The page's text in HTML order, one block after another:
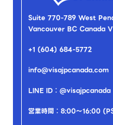
Suite 770-789 West
Vancouver BC Canada
+1 (604) 684-5772
info@visajpcanada.com
LINE ID：@visajpcanada
営業時間：8:00～16:00